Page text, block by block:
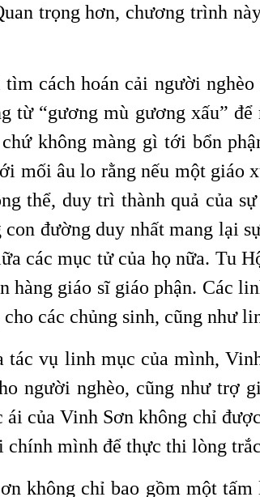
trọng hơn, chương trình
cách hoán cải người
từ “gương mù gương xấu”
không màng gì tới bổn
mối âu lo rằng nếu một giáo
thể, duy trì thành quả của
đường duy nhất mang lại
các mục tử của họ nữa. Tu
hàng giáo sĩ giáo phận. Các
các chủng sinh, cũng như
tác vụ linh mục của mình,
người nghèo, cũng như trợ
của Vinh Sơn không chỉ
mình để thực thi lòng
không chỉ bao gồm một